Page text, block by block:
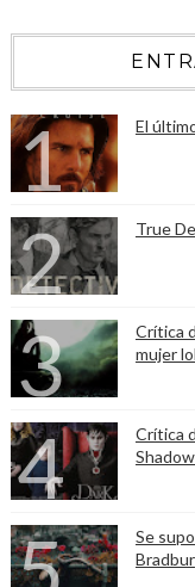
El
True
Crítica
mujer
Crítica
Se